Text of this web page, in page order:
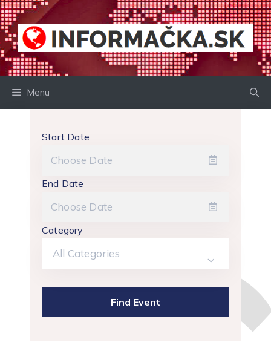
Preskočiť
na
obsah
Menu
Start Date
End Date
Category
All Categories